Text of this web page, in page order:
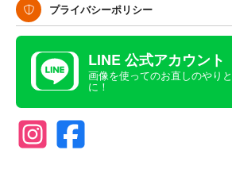
プライバシーポリシー
LINE 公式アカウント
画像を使ってのお直しのやり
に！